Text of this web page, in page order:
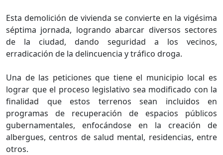
Esta demolición de vivienda se convierte en la vigésima
séptima jornada, logrando abarcar diversos sectores
de la ciudad, dando seguridad a los vecinos,
erradicación de la delincuencia y tráfico droga.
Una de las peticiones que tiene el municipio local es
lograr que el proceso legislativo sea modificado con la
finalidad que estos terrenos sean incluidos en
programas de recuperación de espacios públicos
gubernamentales, enfocándose en la creación de
albergues, centros de salud mental, residencias, entre
otros.